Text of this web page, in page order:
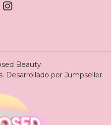
Beauty.
Desarrollado por Jumpseller.